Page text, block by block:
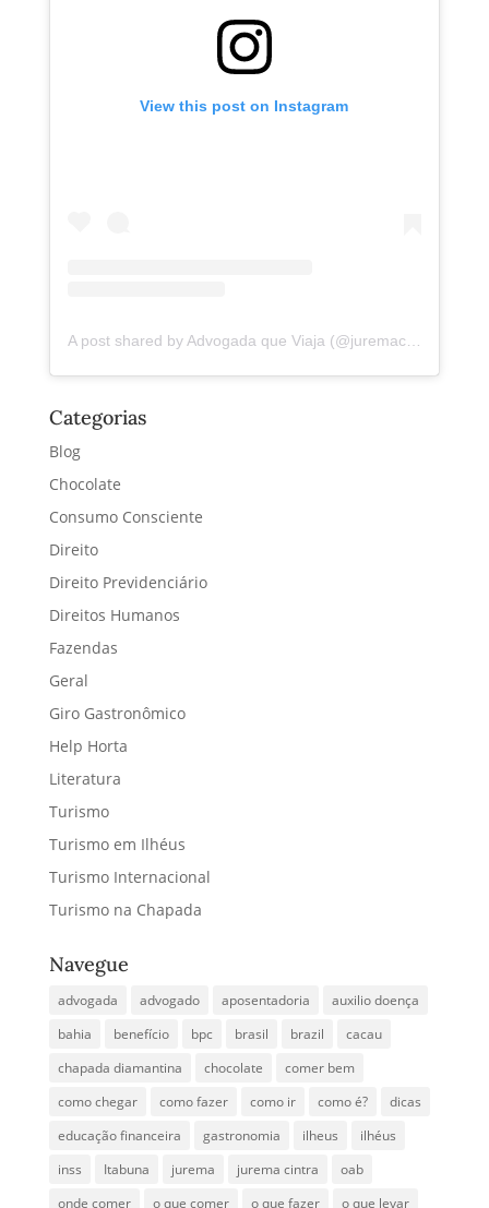
View this post on Instagram
A post shared by Advogada que Viaja (@juremacintra)
Categorias
Blog
Chocolate
Consumo Consciente
Direito
Direito Previdenciário
Direitos Humanos
Fazendas
Geral
Giro Gastronômico
Help Horta
Literatura
Turismo
Turismo em Ilhéus
Turismo Internacional
Turismo na Chapada
Navegue
advogada advogado aposentadoria
auxilio doença
bahia
benefício bpc brasil brazil
cacau
chapada diamantina
chocolate
comer bem
como chegar
como fazer como ir como é?
dicas
educação financeira
gastronomia ilheus
ilhéus
inss
Itabuna jurema jurema cintra
oab
onde comer
o que comer o que fazer o que levar